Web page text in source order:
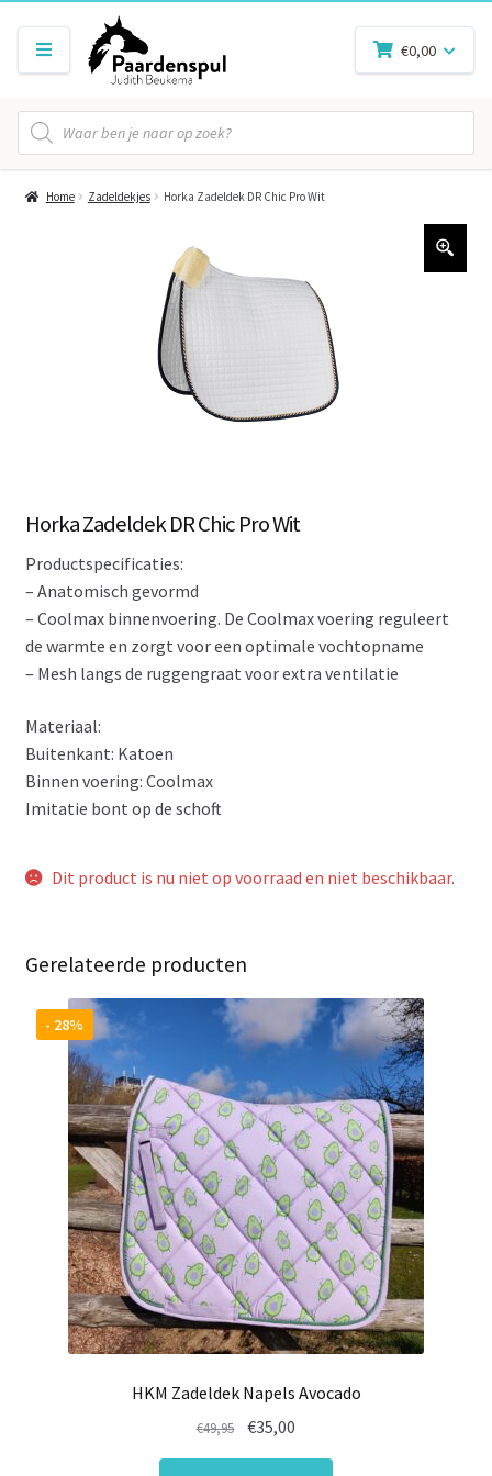
Producten
zoeken
€0,00
Home Zadeldekjes Horka Zadeldek DR Chic Pro Wit
Horka Zadeldek DR Chic Pro Wit
Productspecificaties:
– Anatomisch gevormd
– Coolmax binnenvoering. De Coolmax voering reguleert
de warmte en zorgt voor een optimale vochtopname
– Mesh langs de ruggengraat voor extra ventilatie
Materiaal:
Buitenkant: Katoen
Binnen voering: Coolmax
Imitatie bont op de schoft
Dit product is nu niet op voorraad en niet beschikbaar.
Gerelateerde producten
HKM Zadeldek Napels Avocado
- 28%
€49,95
Oorspronkelijke
€35,00